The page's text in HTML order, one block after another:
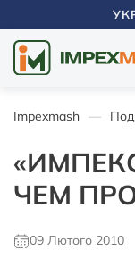
Impexmash
ЧЕМ
09 Лютого 2010